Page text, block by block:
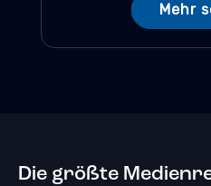
Mehr
Die größte